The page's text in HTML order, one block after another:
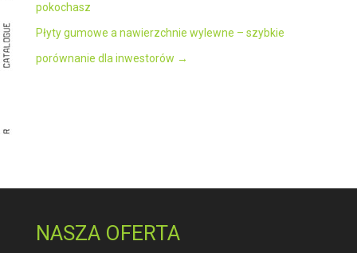
pokochasz
Płyty gumowe a nawierzchnie wylewne – szybkie
porównanie dla inwestorów →
NASZA OFERTA